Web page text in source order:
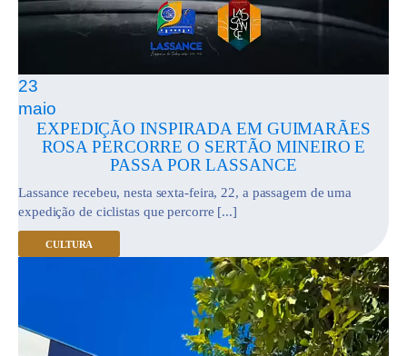
23
maio
EXPEDIÇÃO INSPIRADA EM GUIMARÃES
ROSA PERCORRE O SERTÃO MINEIRO E
PASSA POR LASSANCE
Lassance recebeu, nesta sexta-feira, 22, a passagem de uma
expedição de ciclistas que percorre [...]
CULTURA